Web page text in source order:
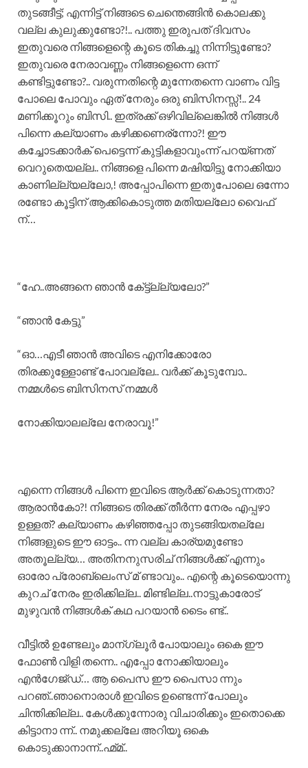
തുടങ്ങീട്ട്; എന്നിട്ട് നിങ്ങടെ ചെന്തെങ്ങിൻ കൊലക്കു
വല്ല കുലുക്കുണ്ടോ?!.. പത്തു ഇരുപത് ദിവസം
ഇതുവരെ നിങ്ങളെന്റെ കൂടെ തികച്ചു നിന്നിട്ടുണ്ടോ?
ഇതുവരെ നേരാവണ്ണം നിങ്ങളെന്നെ ഒന്ന്
കണ്ടിട്ടുണ്ടോ?.. വരുന്നതിന്റെ മുന്നേതന്നെ വാണം വിട്ട
പോലെ പോവും ഏത് നേരും ഒരു ബിസിനസ്സ്!.. 24
മണിക്കൂറും ബിസി.. ഇത്രക്ക് ഒഴിവില്ലെങ്കിൽ നിങ്ങൾ
പിന്നെ കല്യാണം കഴിക്കണെര്ന്നോ?! ഈ
കച്ചോടക്കാർക് പെട്ടെന്ന് കുട്ടികളാവുംന്ന് പറയ്ണത്
വെറുതെയല്ല.. നിങ്ങളെ പിന്നെ മഷിയിട്ടു നോക്കിയാ
കാണില്ല്യല്ലോ,! അപ്പോപിന്നെ ഇതുപോലെ ഒന്നോ
രണ്ടോ കൂട്ടിന് ആക്കികൊടുത്ത മതിയല്ലോ വൈഫ്
ന്…
“ഹേ..അങ്ങനെ ഞാൻ കേ്ട്ട്ല്ല്യലോ?”
“ഞാൻ കേട്ടു”
“ഓ…എടീ ഞാൻ അവിടെ എനിക്കോരോ
തിരക്കുള്ളോണ്ട് പോവല്ലേ.. വർക്ക് കൂടുമ്പോ..
നമ്മൾടെ ബിസിനസ് നമ്മൾ
നോക്കിയാലല്ലേ നേരാവൂ!”
എന്നെ നിങ്ങൾ പിന്നെ ഇവിടെ ആർക്ക് കൊടുന്നതാ?
ആരാൻകോ?! നിങ്ങടെ തിരക്ക് തീർന്ന നേരം എപ്പഴാ
ഉള്ളത്? കല്യാണം കഴിഞ്ഞപ്പോ തുടങ്ങിയതല്ലേ
നിങ്ങളുടെ ഈ ഓട്ടം.. ന്ന വല്ല കാര്യമുണ്ടോ
അതൂല്ല്യ… അതിനനുസരിച് നിങ്ങൾക്ക് എന്നും
ഓരോ പ്രോബ്ലെംസ് മ് ണ്ടാവും.. എന്റെ കൂടെയൊന്നു
കുറച് നേരം ഇരിക്കില്ല.. മിണ്ടില്ല..നാട്ടുകാരോട്
മുഴുവൻ നിങ്ങൾക് കഥ പറയാൻ ടൈം ണ്ട്..
വീട്ടിൽ ഉണ്ടേലും മാന്ഗ്ലൂർ പോയാലും ഒകെ ഈ
ഫോൺ വിളി തന്നെ.. എപ്പോ നോക്കിയാലും
എൻഗേജ്ഡ്… ആ പൈസ ഈ പൈസാ ന്നും
പറഞ്..ഞാനൊരാൾ ഇവിടെ ഉണ്ടെന്ന് പോലും
ചിന്തിക്കില്ല.. കേൾക്കുന്നോരു വിചാരിക്കും ഇതൊക്കെ
കിട്ടാനാ ന്ന്.. നമുക്കല്ലേ അറിയൂ ഒകെ
കൊടുക്കാനാന്ന്..ഹ്മ്മ്..